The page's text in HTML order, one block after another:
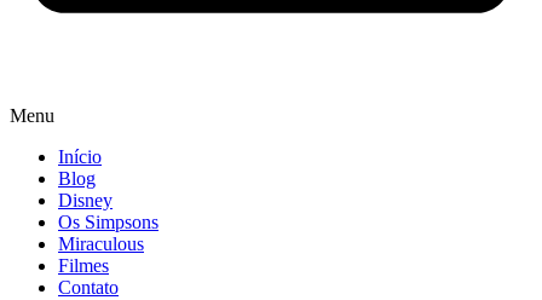
Menu
Início
Blog
Disney
Os Simpsons
Miraculous
Filmes
Contato